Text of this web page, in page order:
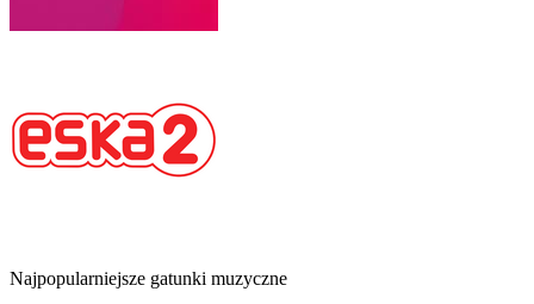
Najpopularniejsze gatunki muzyczne